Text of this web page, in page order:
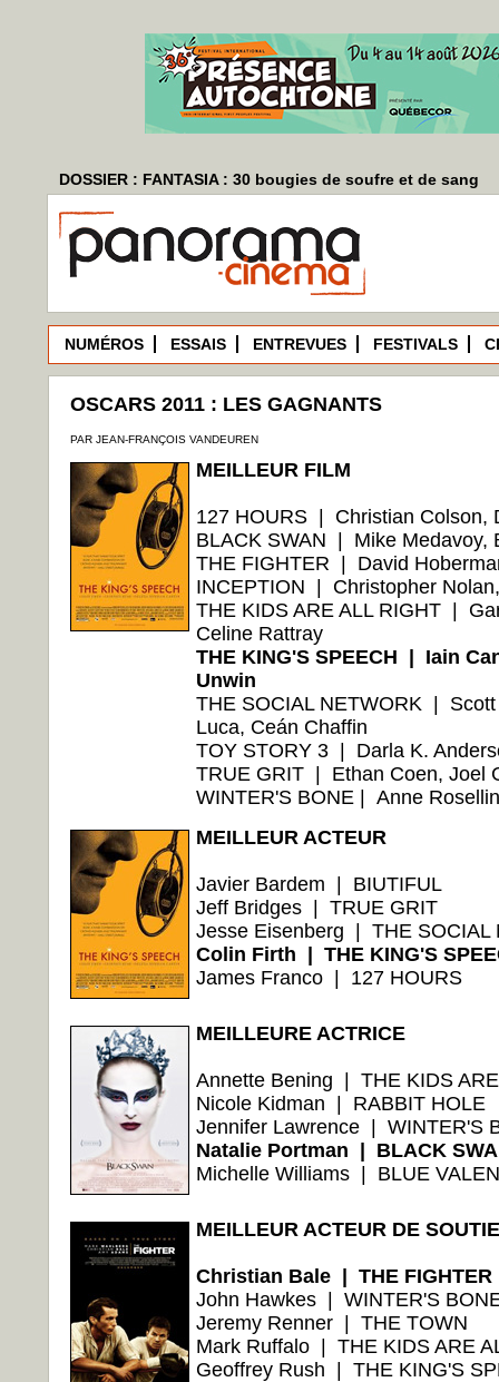
DOSSIER : FANTASIA : 30 bougies de soufre et de sang
NUMÉROS ESSAIS ENTREVUES FESTIVALS
OSCARS 2011 : LES GAGNANTS
PAR JEAN-FRANÇOIS VANDEUREN
MEILLEUR FILM
127 HOURS | Christian Colson,
BLACK SWAN | Mike Medavoy,
THE FIGHTER | David
INCEPTION | Christopher
THE KIDS ARE ALL RIGHT |
Celine Rattray
THE KING'S SPEECH | Iain
Unwin
THE SOCIAL NETWORK |
Luca, Ceán Chaffin
TOY STORY 3 | Darla K.
TRUE GRIT | Ethan Coen, Joel
WINTER'S BONE | Anne
MEILLEUR ACTEUR
Javier Bardem | BIUTIFUL
Jeff Bridges | TRUE GRIT
Jesse Eisenberg | THE SOCIAL
Colin Firth | THE KING'S
James Franco | 127 HOURS
MEILLEURE ACTRICE
Annette Bening | THE KIDS
Nicole Kidman | RABBIT HOLE
Jennifer Lawrence | WINTER'S
Natalie Portman | BLACK
Michelle Williams | BLUE
MEILLEUR ACTEUR DE
Christian Bale | THE FIGHTER
John Hawkes | WINTER'S
Jeremy Renner | THE TOWN
Mark Ruffalo | THE KIDS ARE
Geoffrey Rush | THE KING'S